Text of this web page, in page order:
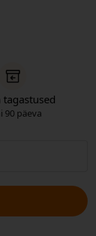
tagastused
90 päeva